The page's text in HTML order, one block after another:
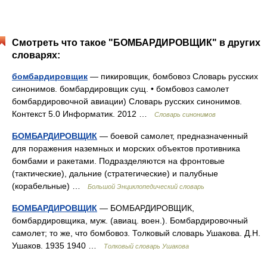
Смотреть что такое "БОМБАРДИРОВЩИК" в других
словарях:
бомбардировщик — пикировщик, бомбовоз Словарь русских
синонимов. бомбардировщик сущ. • бомбовоз самолет
бомбардировочной авиации) Словарь русских синонимов.
Контекст 5.0 Информатик. 2012 …
Словарь синонимов
БОМБАРДИРОВЩИК — боевой самолет, предназначенный
для поражения наземных и морских объектов противника
бомбами и ракетами. Подразделяются на фронтовые
(тактические), дальние (стратегические) и палубные
(корабельные) …
Большой Энциклопедический словарь
БОМБАРДИРОВЩИК — БОМБАРДИРОВЩИК,
бомбардировщика, муж. (авиац. воен.). Бомбардировочный
самолет; то же, что бомбовоз. Толковый словарь Ушакова. Д.Н.
Ушаков. 1935 1940 …
Толковый словарь Ушакова